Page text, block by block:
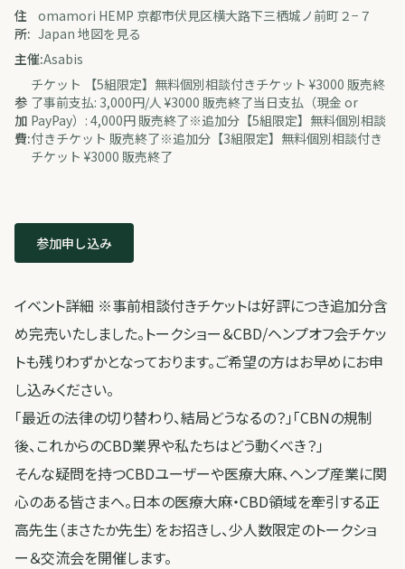
住
所:
omamori HEMP 京都市伏見区横大路下三栖城ノ前町２−７
Japan 地図を見る
主催:Asabis
参
加
費:
チケット 【5組限定】無料個別相談付きチケット ¥3000 販売終
了事前支払: 3,000円/人 ¥3000 販売終了当日支払（現金 or
PayPay）: 4,000円 販売終了※追加分【5組限定】無料個別相談
付きチケット 販売終了※追加分【3組限定】無料個別相談付き
チケット ¥3000 販売終了
参加申し込み
イベント詳細 ※事前相談付きチケットは好評につき追加分含
め完売いたしました。トークショー＆CBD/ヘンプオフ会チケッ
トも残りわずかとなっております。ご希望の方はお早めにお申
し込みください。
「最近の法律の切り替わり、結局どうなるの？」「CBNの規制
後、これからのCBD業界や私たちはどう動くべき？」
そんな疑問を持つCBDユーザーや医療大麻、ヘンプ産業に関
心のある皆さまへ。日本の医療大麻・CBD領域を牽引する正
高先生（まさたか先生）をお招きし、少人数限定のトークショ
ー＆交流会を開催します。